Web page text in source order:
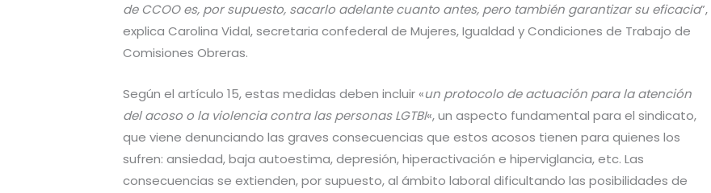
de CCOO es, por supuesto, sacarlo adelante cuanto antes, pero también garantizar su eficacia”,
explica Carolina Vidal, secretaria confederal de Mujeres, Igualdad y Condiciones de Trabajo de
Comisiones Obreras.
Según el artículo 15, estas medidas deben incluir «un protocolo de actuación para la atención
del acoso o la violencia contra las personas LGTBI«, un aspecto fundamental para el sindicato,
que viene denunciando las graves consecuencias que estos acosos tienen para quienes los
sufren: ansiedad, baja autoestima, depresión, hiperactivación e hiperviglancia, etc. Las
consecuencias se extienden, por supuesto, al ámbito laboral dificultando las posibilidades de